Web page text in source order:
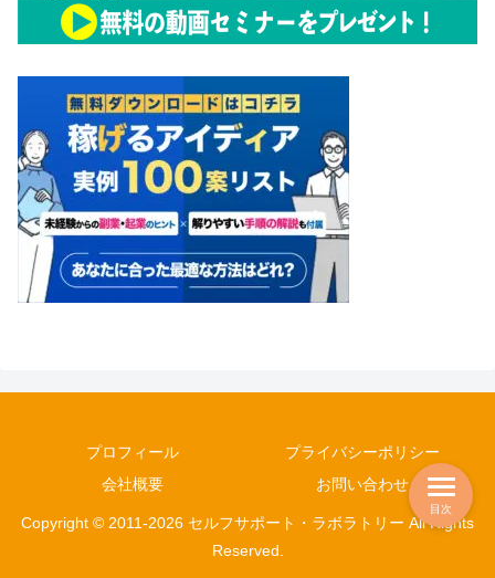
プロフィール
プライバシーポリシー
会社概要
お問い合わせ
Copyright © 2011-2026 セルフサポート・ラボラトリー All Rights
Reserved.
目次